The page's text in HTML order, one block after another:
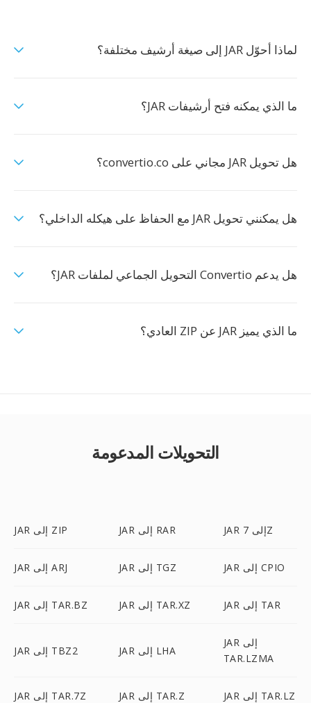
لماذا أحوّل JAR إلى صيغة أرشيف مختلفة؟
ما الذي يمكنه فتح أرشيفات JAR؟
هل تحويل JAR مجاني على convertio.co؟
هل يمكنني تحويل JAR مع الحفاظ على هيكله الداخلي؟
هل يدعم Convertio التحويل الجماعي لملفات JAR؟
ما الذي يميز JAR عن ZIP العادي؟
التحويلات المدعومة
JAR إلى ZIP JAR إلى RAR JAR إلى 7Z
JAR إلى ARJ JAR إلى TGZ JAR إلى CPIO
JAR إلى TAR.BZ JAR إلى TAR.XZ JAR إلى TAR
JAR إلى TBZ2 JAR إلى LHA
JAR إلى
TAR.LZMA
JAR إلى TAR.7Z JAR إلى TAR.Z JAR إلى TAR.LZ